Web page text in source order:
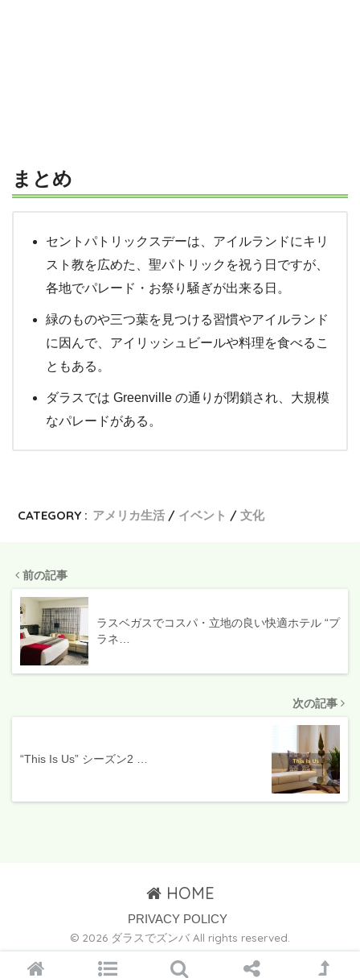
まとめ
セントパトリックスデーは、アイルランドにキリ
スト教を広めた、聖パトリックを祝う日ですが、
各地でパレード・お祭り騒ぎが出来る日。
緑のものや三つ葉を見つける習慣やアイルランド
に因んで、アイリッシュビールや料理を食べるこ
ともある。
ダラスでは Greenville の通りが閉鎖され、大規模
なパレードがある。
CATEGORY : アメリカ生活 イベント 文化
前の記事
ラスベガスでコスパ・立地の良い快適ホテル “プ
ラネ…
次の記事
“This Is Us” シーズン2 …
HOME
PRIVACY POLICY
© 2026 ダラスでズンバ All rights reserved.